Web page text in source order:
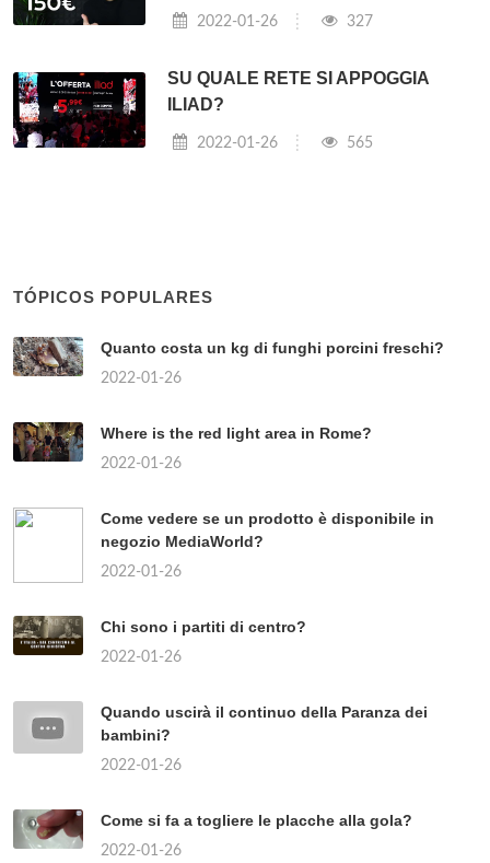
2022-01-26 327
SU QUALE RETE SI APPOGGIA
ILIAD?
2022-01-26 565
TÓPICOS POPULARES
Quanto costa un kg di funghi porcini freschi?
2022-01-26
Where is the red light area in Rome?
2022-01-26
Come vedere se un prodotto è disponibile in
negozio MediaWorld?
2022-01-26
Chi sono i partiti di centro?
2022-01-26
Quando uscirà il continuo della Paranza dei
bambini?
2022-01-26
Come si fa a togliere le placche alla gola?
2022-01-26